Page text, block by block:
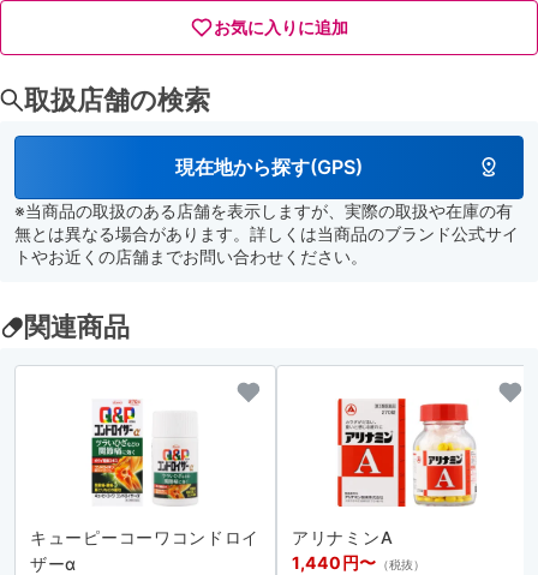
お気に入りに追加
取扱店舗の検索
現在地から探す(GPS)
※当商品の取扱のある店舗を表示しますが、実際の取扱や在庫の有
無とは異なる場合があります。詳しくは当商品のブランド公式サイ
トやお近くの店舗までお問い合わせください。
関連商品
キューピーコーワコンドロイ
ザーα
アリナミンA
1,440円〜 （税抜）